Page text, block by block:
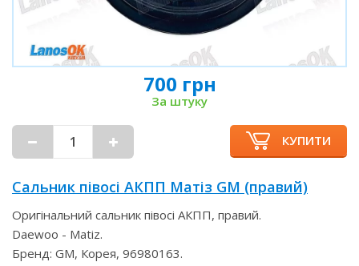
700 грн
За штуку
КУПИТИ
Сальник півосі АКПП Матіз GM (правий)
Оригінальний сальник півосі АКПП, правий.
Daewoo - Matiz.
Бренд: GM, Корея, 96980163.